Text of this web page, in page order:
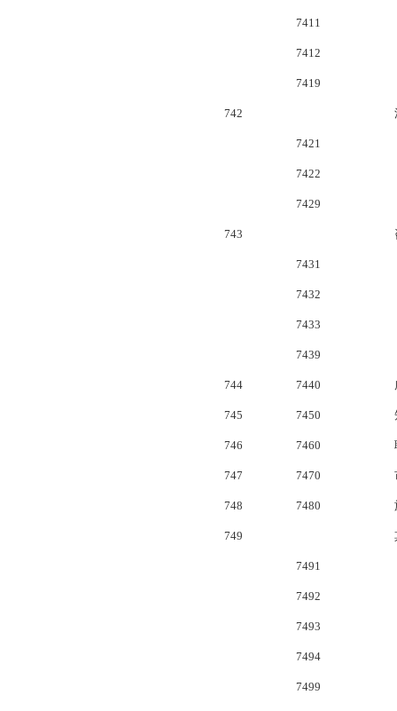
7411
7412
7419
742
7421
7422
7429
743
7431
7432
7433
7439
744 7440
745 7450
746 7460
747 7470
748 7480
749
7491
7492
7493
7494
7499